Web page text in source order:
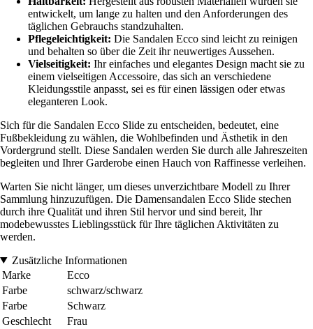
entwickelt, um lange zu halten und den Anforderungen des
täglichen Gebrauchs standzuhalten.
Pflegeleichtigkeit: Die Sandalen Ecco sind leicht zu reinigen
und behalten so über die Zeit ihr neuwertiges Aussehen.
Vielseitigkeit: Ihr einfaches und elegantes Design macht sie zu
einem vielseitigen Accessoire, das sich an verschiedene
Kleidungsstile anpasst, sei es für einen lässigen oder etwas
eleganteren Look.
Sich für die Sandalen Ecco Slide zu entscheiden, bedeutet, eine
Fußbekleidung zu wählen, die Wohlbefinden und Ästhetik in den
Vordergrund stellt. Diese Sandalen werden Sie durch alle Jahreszeiten
begleiten und Ihrer Garderobe einen Hauch von Raffinesse verleihen.
Warten Sie nicht länger, um dieses unverzichtbare Modell zu Ihrer
Sammlung hinzuzufügen. Die Damensandalen Ecco Slide stechen
durch ihre Qualität und ihren Stil hervor und sind bereit, Ihr
modebewusstes Lieblingsstück für Ihre täglichen Aktivitäten zu
werden.
Zusätzliche Informationen
Marke
Ecco
Farbe
schwarz/schwarz
Farbe
Schwarz
Geschlecht
Frau